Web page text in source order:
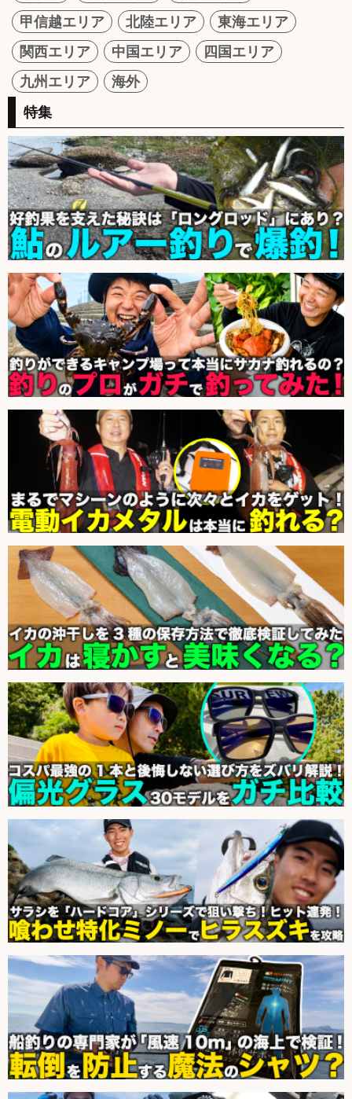
甲信越エリア
北陸エリア
東海エリア
関西エリア
中国エリア
四国エリア
九州エリア
海外
特集